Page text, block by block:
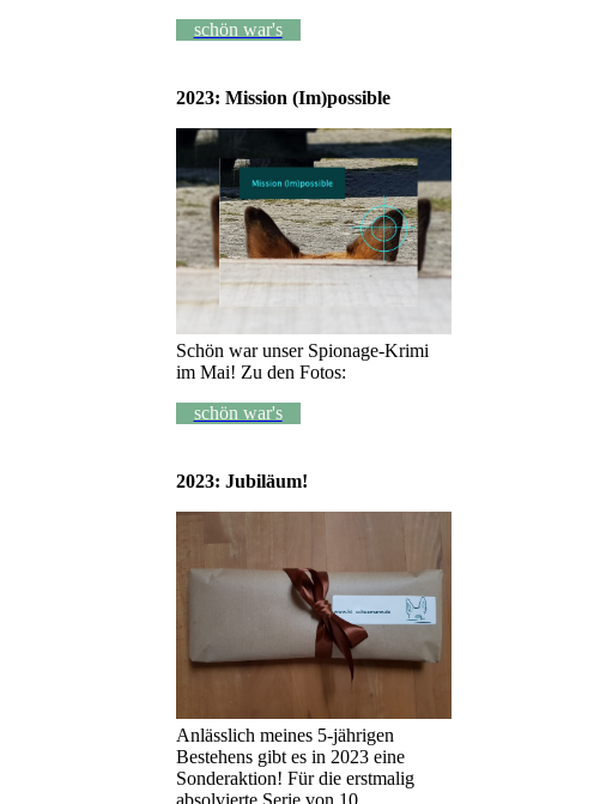
schön war's
2023: Mission (Im)possible
Schön war unser Spionage-Krimi
im Mai! Zu den Fotos:
schön war's
2023: Jubiläum!
Anlässlich meines 5-jährigen
Bestehens gibt es in 2023 eine
Sonderaktion! Für die erstmalig
absolvierte Serie von 10